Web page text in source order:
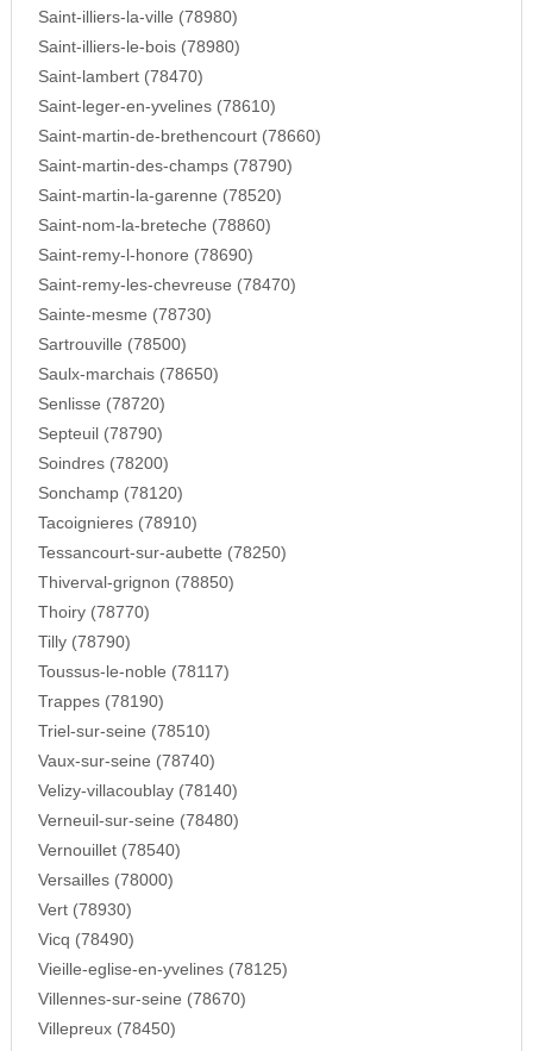
Saint-illiers-la-ville (78980)
Saint-illiers-le-bois (78980)
Saint-lambert (78470)
Saint-leger-en-yvelines (78610)
Saint-martin-de-brethencourt (78660)
Saint-martin-des-champs (78790)
Saint-martin-la-garenne (78520)
Saint-nom-la-breteche (78860)
Saint-remy-l-honore (78690)
Saint-remy-les-chevreuse (78470)
Sainte-mesme (78730)
Sartrouville (78500)
Saulx-marchais (78650)
Senlisse (78720)
Septeuil (78790)
Soindres (78200)
Sonchamp (78120)
Tacoignieres (78910)
Tessancourt-sur-aubette (78250)
Thiverval-grignon (78850)
Thoiry (78770)
Tilly (78790)
Toussus-le-noble (78117)
Trappes (78190)
Triel-sur-seine (78510)
Vaux-sur-seine (78740)
Velizy-villacoublay (78140)
Verneuil-sur-seine (78480)
Vernouillet (78540)
Versailles (78000)
Vert (78930)
Vicq (78490)
Vieille-eglise-en-yvelines (78125)
Villennes-sur-seine (78670)
Villepreux (78450)